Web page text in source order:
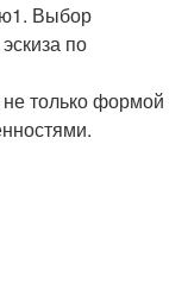
Выбор
по
только формой